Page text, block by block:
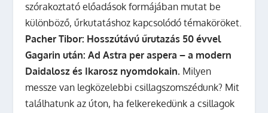
szórakoztató előadások formájában mutat be
különböző, űrkutatáshoz kapcsolódó témaköröket.
Pacher Tibor: Hosszútávú űrutazás 50 évvel
Gagarin után: Ad Astra per aspera – a modern
Daidalosz és Ikarosz nyomdokain. Milyen
messze van legközelebbi csillagszomszédunk? Mit
találhatunk az úton, ha felkerekedünk a csillagok